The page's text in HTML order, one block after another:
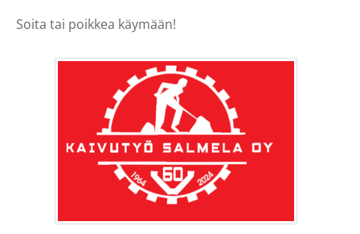
Soita tai poikkea käymään!